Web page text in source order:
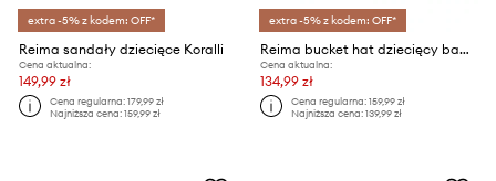
extra -5% z kodem: OFF*
Reima sandały dziecięce Koralli
Cena aktualna:
149,99 zł
Cena regularna:179,99 zł
Najniższa cena:159,99 zł
extra -5% z kodem: OFF*
Reima bucket hat dziecięcy bawełniany Siimaa
Cena aktualna:
134,99 zł
Cena regularna:159,99 zł
Najniższa cena:139,99 zł